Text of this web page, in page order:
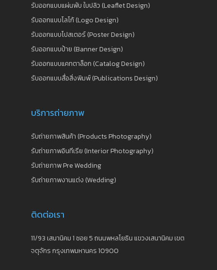
รับออกแบบแผ่นพับ ใบปลิว (Leaflet Design)
รับออกแบบโลโก้ (Logo Design)
รับออกแบบโปสเตอร์ (Poster Design)
รับออกแบบป้าย (Banner Design)
รับออกแบบแคทตาล็อก (Catalog Design)
รับออกแบบสื่อสิ่งพิมพ์ (Publications Design)
บริการถ่ายภาพ
รับถ่ายภาพสินค้า (Products Photography)
รับถ่ายภาพอินทีเรีย (Interior Photography)
รับถ่ายภาพ Pre Wedding
รับถ่ายภาพงานแต่ง (Wedding)
ติดต่อเรา
11/93 เสนานิคม 1 ซอย 5 ถนนพหลโยธิน แขวงเสนานิคม เขต
จตุจักร กรุงเทพมหานคร 10900